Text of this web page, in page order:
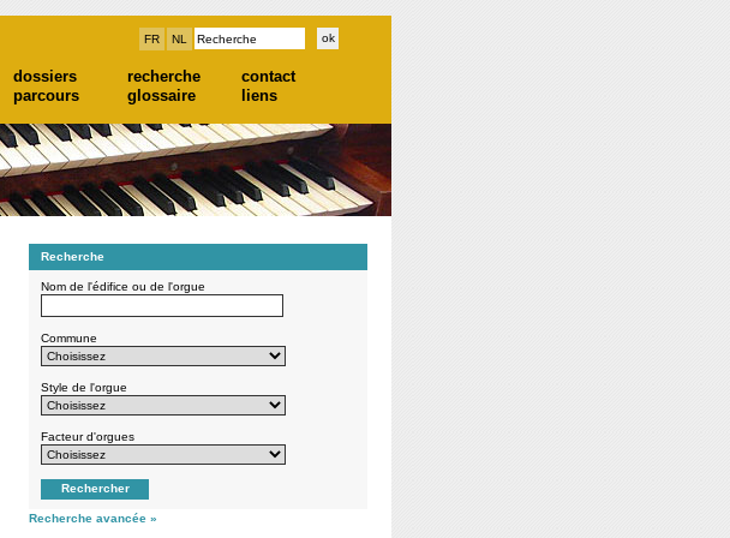
FR NL
dossiers recherche
contact
parcours glossaire liens
Recherche
Nom de l'édifice ou de l'orgue
Commune
Style de l'orgue
Facteur d'orgues
Recherche avancée »